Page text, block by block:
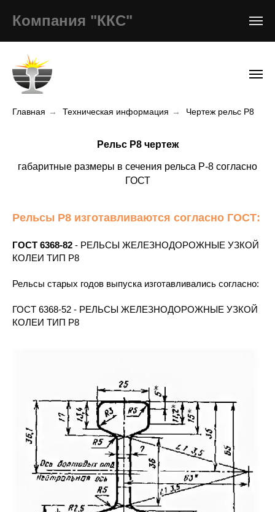
Компания "ККС"
Главная → Техническая информация → Чертеж рельс Р8
Рельс Р8 чертеж
габаритные размеры в сечения рельса Р-8 согласно
ГОСТ
Рельсы Р8 изготавливаются согласно ГОСТ:
ГОСТ 6368-82 - РЕЛЬСЫ ЖЕЛЕЗНОДОРОЖНЫЕ УЗКОЙ
КОЛЕИ ТИП Р8
Рельсы старых годов выпуска изготавливались согласно:
ГОСТ 6368-52 - РЕЛЬСЫ ЖЕЛЕЗНОДОРОЖНЫЕ УЗКОЙ
КОЛЕИ ТИП Р8